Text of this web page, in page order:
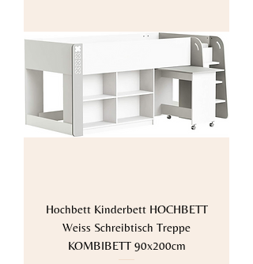
Hochbett Kinderbett HOCHBETT
Weiss Schreibtisch Treppe
KOMBIBETT 90x200cm